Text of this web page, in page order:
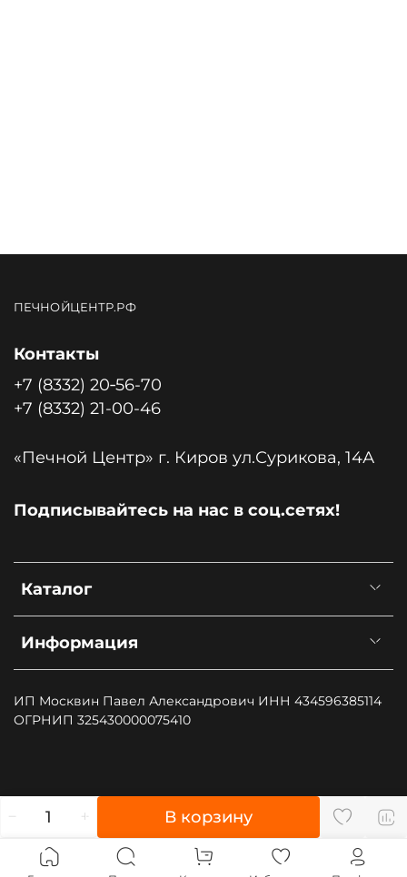
В корзину
ПЕЧНОЙЦЕНТР.РФ
Каталог
Информация
Контакты
+7 (8332) 20‑56-70
+7 (8332) 21-00-46
«Печной Центр» г. Киров ул.Сурикова, 14А
Подписывайтесь на нас в соц.сетях!
ИП Москвин Павел Александрович ИНН 434596385114
ОГРНИП 325430000075410
", type: "pageView", start: (new Date()).getTime()});
(function (d, w, id) { if (d.getElementById(id)) return; var
ts = d.createElement("script"); ts.type = "text/javascript";
ts.async = true; ts.id = id; ts.src = "https://top-